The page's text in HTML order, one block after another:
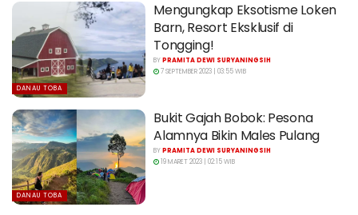
DANAU TOBA
Mengungkap Eksotisme Loken
Barn, Resort Eksklusif di
Tongging!
BYPRAMITA DEWI SURYANINGSIH
7 SEPTEMBER 2023 | 03:55 WIB
DANAU TOBA
Bukit Gajah Bobok: Pesona
Alamnya Bikin Males Pulang
BYPRAMITA DEWI SURYANINGSIH
19 MARET 2023 | 02:15 WIB